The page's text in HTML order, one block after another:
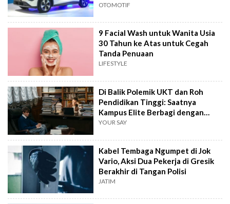
OTOMOTIF
9 Facial Wash untuk Wanita Usia
30 Tahun ke Atas untuk Cegah
Tanda Penuaan
LIFESTYLE
Di Balik Polemik UKT dan Roh
Pendidikan Tinggi: Saatnya
Kampus Elite Berbagi dengan
Kampus Daerah
YOUR SAY
Kabel Tembaga Ngumpet di Jok
Vario, Aksi Dua Pekerja di Gresik
Berakhir di Tangan Polisi
JATIM